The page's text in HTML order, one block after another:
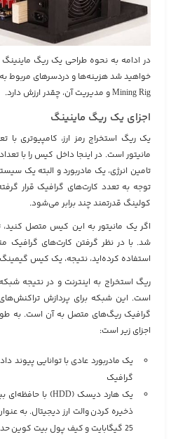
در ادامه به نحوه طراحی یک ریگ ماینینگ
خواهید شد هزینه‌ها و دردسرهای مربوط
Mining Rig و مدیریت آن، چقدر ارزش دارد.
اجزای یک ریگ ماینینگ
یک ریگ استخراج رمز ارز، کامپیوتری با
مانیتور است. در اینجا داخل کیس را با
تامین انرژی، یک مادربورد و البته یک
توجه به تعدد کارت‌های گرافیک قرار
کولینگ قدرتمند چند برابر می‌شود.
اگر یک مانیتور به این کیس متصل
شد. با در نظر گرفتن کارت‌های گرافیک
استفاده کرده‌اید، نتیجه، یک کیس
ریگ استخراج به اینترنت و در نتیجه شبکه
است. این شبکه برای پردازش
گرافیک ریگ‌های متصل به آن است. به
اجزای زیر است:
یک مادربورد عادی با توانایی پیوند
گرافیک
ذخیره کردن والت‌ ارز دیجیتال. به
25 گیگابایت و کیف پول بیت کوین حدود 50 گیگابایت فضا نیاز دارد.